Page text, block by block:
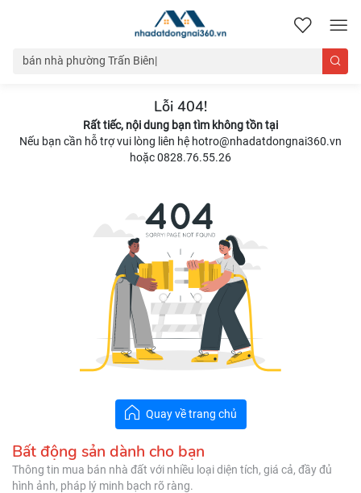
nhadatdongnai360.vn
Lỗi 404!
Rất tiếc, nội dung bạn tìm không tồn tại
Nếu bạn cần hỗ trợ vui lòng liên hệ hotro@nhadatdongnai360.vn
hoặc 0828.76.55.26
Quay về trang chủ
Bất động sản dành cho bạn
Thông tin mua bán nhà đất với nhiều loại diện tích, giá cả, đầy đủ
hình ảnh, pháp lý minh bạch rõ ràng.